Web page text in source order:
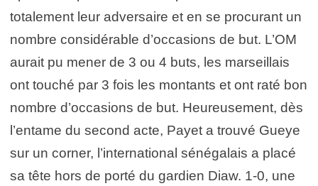
totalement leur adversaire et en se procurant un
nombre considérable d’occasions de but. L’OM
aurait pu mener de 3 ou 4 buts, les marseillais
ont touché par 3 fois les montants et ont raté bon
nombre d’occasions de but. Heureusement, dès
l’entame du second acte, Payet a trouvé Gueye
sur un corner, l’international sénégalais a placé
sa tête hors de porté du gardien Diaw. 1-0, une